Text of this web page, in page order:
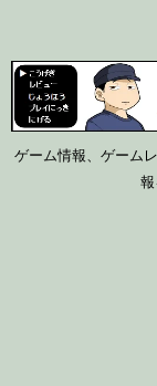
ゲーム情報、ゲーム
報